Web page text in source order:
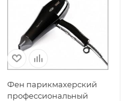
Фен парикмахерский
профессиональный